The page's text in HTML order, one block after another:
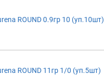
ROUND 0.9гр 10 (уп.10шт)
ROUND 11гр 1/0 (уп.5шт)